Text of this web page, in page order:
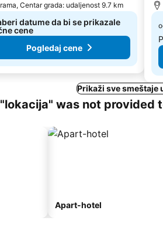
Centar grada: udaljenost 9.7 km
datume da bi se prikazale
cene
Pogledaj cene
Prikaži sve smeštaje
was not provided
Apart-hotel